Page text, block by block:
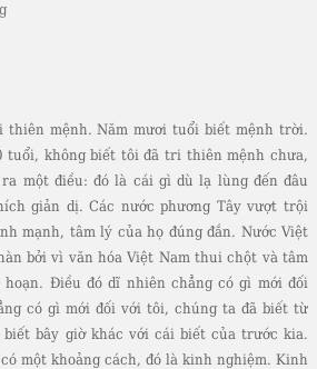
thiên mệnh. Năm mươi tuổi biết mệnh trời.
tuổi, không biết tôi đã tri thiên mệnh chưa,
một điều: đó là cái gì dù lạ lùng đến đâu
giản dị. Các nước phương Tây vượt trội
mạnh, tâm lý của họ đúng đắn. Nước Việt
bởi vì văn hóa Việt Nam thui chột và tâm
Điều đó dĩ nhiên chẳng có gì mới đối
có gì mới đối với tôi, chúng ta đã biết từ
bây giờ khác với cái biết của trước kia.
một khoảng cách, đó là kinh nghiệm. Kinh